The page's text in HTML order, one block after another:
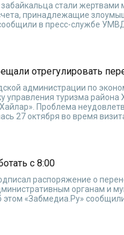
стали
принадлежащие
в пресс-службе
отрегулировать
администрации по
управления туризма
Проблема
27 октября во время
с 8:00
распоряжение о
органам и
этом «Забмедиа.Ру»